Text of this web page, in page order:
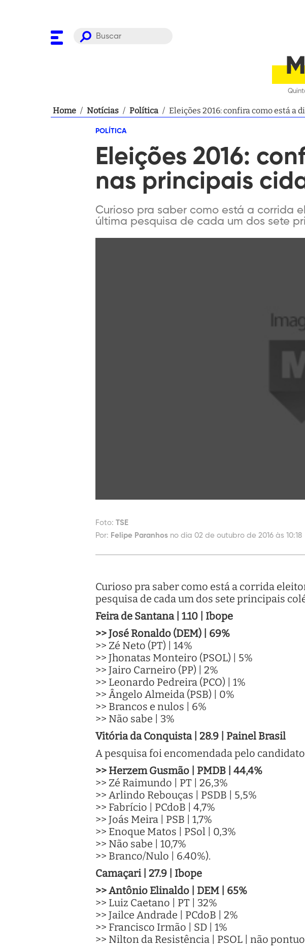
Home / Notícias / Política / Eleições 2016: confira como está a
POLÍTICA
Eleições 2016:
nas principais
Curioso pra saber como está a corrida
última pesquisa de cada um dos sete
Foto: TSE
Por: Felipe Paranhos no dia 02 de outubro de 2016 às 10:18
Curioso pra saber como está a corrida
pesquisa de cada um dos sete principais
Feira de Santana | 1.10 | Ibope
>> José Ronaldo (DEM) | 69%
>> Zé Neto (PT) | 14%
>> Jhonatas Monteiro (PSOL) | 5%
>> Jairo Carneiro (PP) | 2%
>> Leonardo Pedreira (PCO) | 1%
>> Ângelo Almeida (PSB) | 0%
>> Brancos e nulos | 6%
>> Não sabe | 3%
Vitória da Conquista | 28.9 | Painel Brasil
A pesquisa foi encomendada pelo
>> Herzem Gusmão | PMDB
| 44,4%
>> Zé Raimundo | PT | 26,3%
>> Arlindo Rebouças | PSDB | 5,5%
>> Fabrício | PCdoB | 4,7%
>> Joás Meira | PSB | 1,7%
>> Enoque Matos | PSol | 0,3%
>> Não sabe | 10,7%
>> Branco/Nulo | 6.40%).
Camaçari | 27.9 | Ibope
>> Antônio Elinaldo | DEM | 65%
>> Luiz Caetano | PT | 32%
>> Jailce Andrade | PCdoB | 2%
>> Francisco Irmão | SD | 1%
>> Nilton da Resistência | PSOL | não